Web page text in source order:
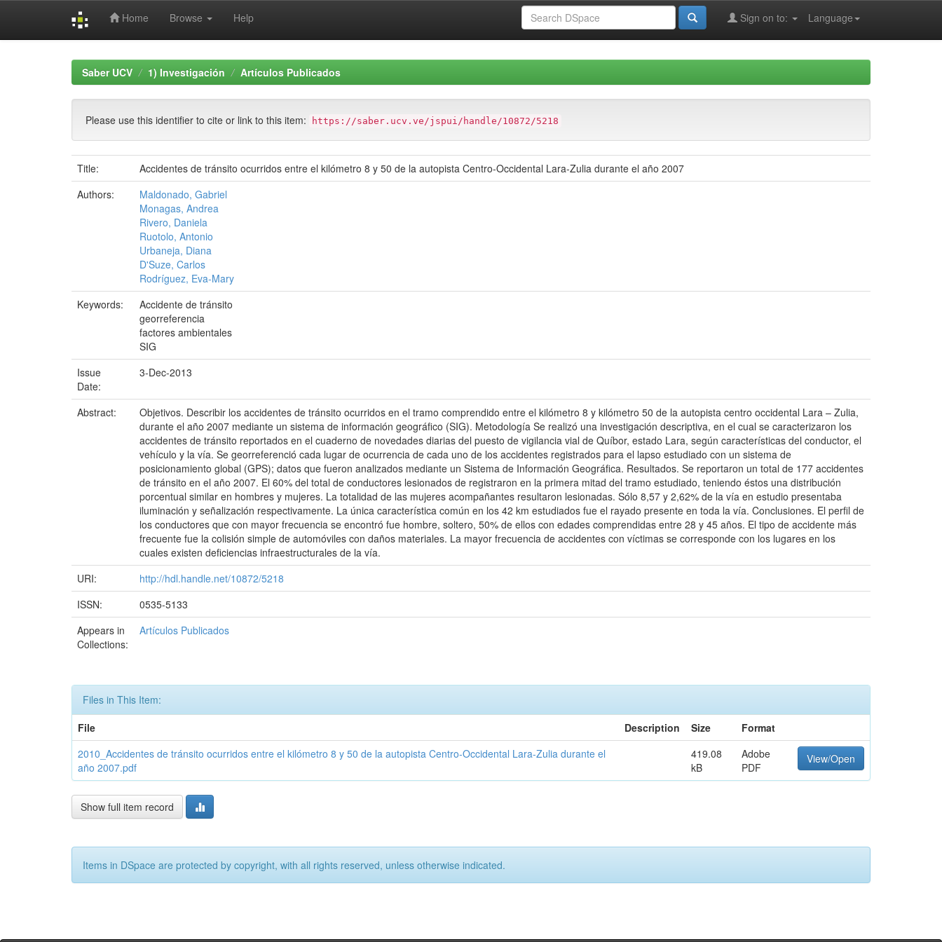
Home Browse Help Language
Sign on to:
Saber UCV 1) Investigación Artículos Publicados
Please use this identifier to cite or link to this item: https://saber.ucv.ve/jspui/handle/10872/5218
Title:
Accidentes de tránsito ocurridos entre el kilómetro 8 y 50 de la autopista Centro-Occidental Lara-Zulia durante el año 2007
Authors:
Maldonado, Gabriel
Monagas, Andrea
Rivero, Daniela
Ruotolo, Antonio
Urbaneja, Diana
D'Suze, Carlos
Rodríguez, Eva-Mary
Keywords:
Accidente de tránsito
georreferencia
factores ambientales
SIG
Issue
Date:
3-Dec-2013
Abstract:
Objetivos. Describir los accidentes de tránsito ocurridos en el tramo comprendido entre el kilómetro 8 y kilómetro 50 de la autopista centro occidental Lara – Zulia,
durante el año 2007 mediante un sistema de información geográfico (SIG). Metodología Se realizó una investigación descriptiva, en el cual se caracterizaron los
accidentes de tránsito reportados en el cuaderno de novedades diarias del puesto de vigilancia vial de Quíbor, estado Lara, según características del conductor, el
vehículo y la vía. Se georreferenció cada lugar de ocurrencia de cada uno de los accidentes registrados para el lapso estudiado con un sistema de
posicionamiento global (GPS); datos que fueron analizados mediante un Sistema de Información Geográfica. Resultados. Se reportaron un total de 177 accidentes
de tránsito en el año 2007. El 60% del total de conductores lesionados de registraron en la primera mitad del tramo estudiado, teniendo éstos una distribución
porcentual similar en hombres y mujeres. La totalidad de las mujeres acompañantes resultaron lesionadas. Sólo 8,57 y 2,62% de la vía en estudio presentaba
iluminación y señalización respectivamente. La única característica común en los 42 km estudiados fue el rayado presente en toda la vía. Conclusiones. El perfil de
los conductores que con mayor frecuencia se encontró fue hombre, soltero, 50% de ellos con edades comprendidas entre 28 y 45 años. El tipo de accidente más
frecuente fue la colisión simple de automóviles con daños materiales. La mayor frecuencia de accidentes con víctimas se corresponde con los lugares en los
cuales existen deficiencias infraestructurales de la vía.
URI:
http://hdl.handle.net/10872/5218
ISSN:
0535-5133
Appears in
Collections:
Artículos Publicados
Files in This Item:
File
Description Size
Format
2010_Accidentes de tránsito ocurridos entre el kilómetro 8 y 50 de la autopista Centro-Occidental Lara-Zulia durante el
año 2007.pdf
419.08
kB
Adobe
PDF
View/Open
Show full item record
Items in DSpace are protected by copyright, with all rights reserved, unless otherwise indicated.